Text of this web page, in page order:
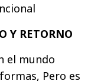
Y RETORNO
el mundo
Pero es